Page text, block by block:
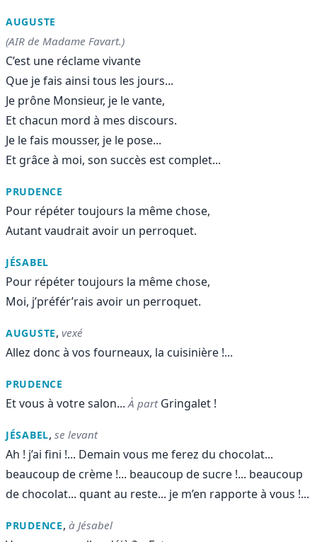
AUGUSTE
(AIR de Madame Favart.)
C’est une réclame vivante
Que je fais ainsi tous les jours...
Je prône Monsieur, je le vante,
Et chacun mord à mes discours.
Je le fais mousser, je le pose...
Et grâce à moi, son succès est complet...
PRUDENCE
Pour répéter toujours la même chose,
Autant vaudrait avoir un perroquet.
JÉSABEL
Pour répéter toujours la même chose,
Moi, j’préfér’rais avoir un perroquet.
AUGUSTE, vexé
Allez donc à vos fourneaux, la cuisinière !...
PRUDENCE
Et vous à votre salon...À partGringalet !
JÉSABEL, se levant
Ah ! j’ai fini !... Demain vous me ferez du chocolat...
beaucoup de crème !... beaucoup de sucre !... beaucoup
de chocolat... quant au reste... je m’en rapporte à vous !...
PRUDENCE, à Jésabel